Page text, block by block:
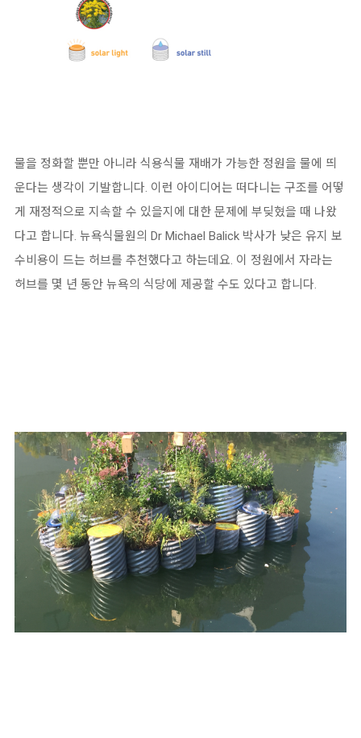
물을 정화할 뿐만 아니라 식용식물 재배가 가능한 정원을 물에 띄
운다는 생각이 기발합니다. 이런 아이디어는 떠다니는 구조를 어떻
게 재정적으로 지속할 수 있을지에 대한 문제에 부딪혔을 때 나왔
다고 합니다. 뉴욕식물원의 Dr Michael Balick 박사가 낮은 유지 보
수비용이 드는 허브를 추천했다고 하는데요. 이 정원에서 자라는
허브를 몇 년 동안 뉴욕의 식당에 제공할 수도 있다고 합니다.